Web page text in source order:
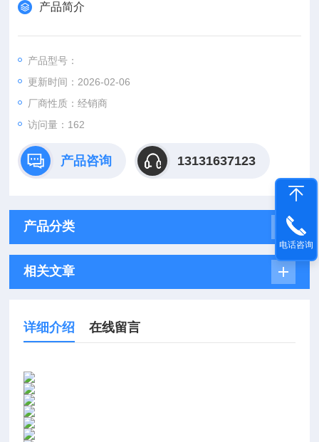
产品简介
产品型号：
更新时间：2026-02-06
厂商性质：经销商
访问量：162
产品咨询 13131637123
产品分类
相关文章
详细介绍 在线留言
电话咨询